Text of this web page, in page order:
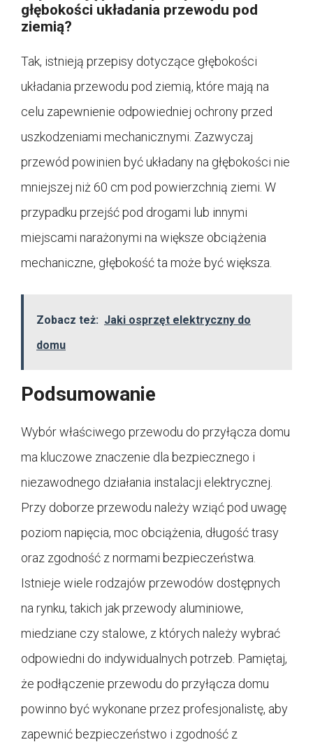
głębokości układania przewodu pod
ziemią?
Tak, istnieją przepisy dotyczące głębokości
układania przewodu pod ziemią, które mają na
celu zapewnienie odpowiedniej ochrony przed
uszkodzeniami mechanicznymi. Zazwyczaj
przewód powinien być układany na głębokości nie
mniejszej niż 60 cm pod powierzchnią ziemi. W
przypadku przejść pod drogami lub innymi
miejscami narażonymi na większe obciążenia
mechaniczne, głębokość ta może być większa.
Zobacz też: Jaki osprzęt elektryczny do
domu
Podsumowanie
Wybór właściwego przewodu do przyłącza domu
ma kluczowe znaczenie dla bezpiecznego i
niezawodnego działania instalacji elektrycznej.
Przy doborze przewodu należy wziąć pod uwagę
poziom napięcia, moc obciążenia, długość trasy
oraz zgodność z normami bezpieczeństwa.
Istnieje wiele rodzajów przewodów dostępnych
na rynku, takich jak przewody aluminiowe,
miedziane czy stalowe, z których należy wybrać
odpowiedni do indywidualnych potrzeb. Pamiętaj,
że podłączenie przewodu do przyłącza domu
powinno być wykonane przez profesjonalistę, aby
zapewnić bezpieczeństwo i zgodność z